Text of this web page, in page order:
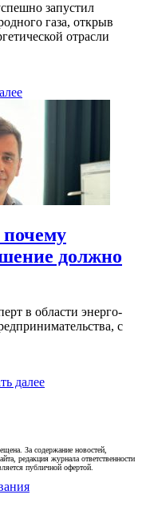
запустил
газа, открыв
отрасли
должно
в области энерго-
с
далее
За содержание новостей,
редакция журнала ответственности
публичной офертой.